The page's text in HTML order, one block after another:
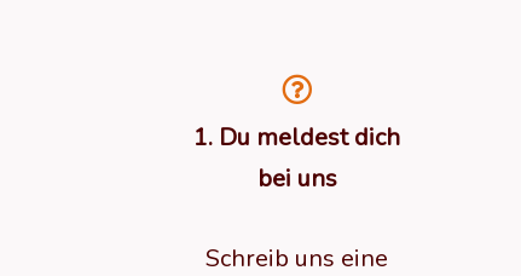
1. Du meldest dich
bei uns
Schreib uns eine